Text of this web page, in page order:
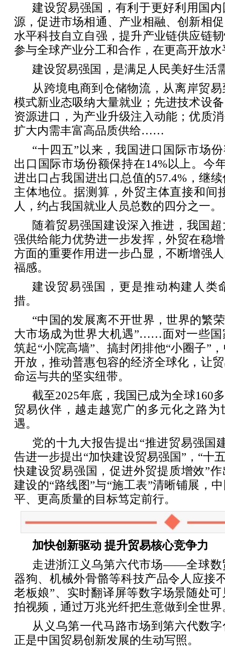
建设贸易强国，有利于更好利用国
源，促进市场相通、产业相融、创新相
水平科技自立自强，提升产业链供应链
参与全球产业分工和合作，在更高开放
建设贸易强国，是满足人民美好生活
从跨境电商到仓储物流，从离岸贸
模式新业态吸纳大量就业；先进技术设
资源进口，为产业升级注入动能；优质
扩大内需丰富高品质供给……
“十四五”以来，我国进口国际市场
出口国际市场份额保持在14%以上。今
进出口占我国进出口总值的57.4%，继
主体地位。据测算，外贸主体直接和间
人，约占我国就业人员总数的四分之一。
随着贸易强国建设深入推进，我国
强供给能力优势进一步发挥，外贸在稳
方面的重要作用进一步凸显，不断增强
福感。
建设贸易强国，更是推动构建人类
措。
“中国的发展离不开世界，世界的繁
大市场成为世界大机遇”……面对一些国
筑起“小院高墙”、搞封闭排他“小圈子”
开放，推动普惠包容的经济全球化，让
命运与共的坚实纽带。
截至2025年底，我国已成为全球160
贸易伙伴，越走越宽广的多元化之路为
遇。
党的十九大报告提出“推进贸易强国
告进一步提出“加快建设贸易强国”，“十
快建设贸易强国，促进外贸提质增效”
建设的“路线图”与“施工表”清晰铺展，
平、更高质量的目标笃定前行。
加快创新驱动 提升贸易核心竞争力
走进浙江义乌第六代市场——全球数
器狗、机械外骨骼等科技产品令人应接
老板娘”、实时翻译屏等数字场景随处
拍视频，通过万兆光纤把生意做到全世界
从义乌第一代马路市场到第六代数
正是中国贸易创新发展的生动写照。